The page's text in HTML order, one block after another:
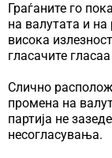
Граѓаните го
на валутата и
висока
гласачите
Слично
промена на
партија не
несогласувања.